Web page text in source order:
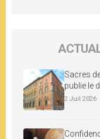
Sacres
publie le
2 Juil 2026